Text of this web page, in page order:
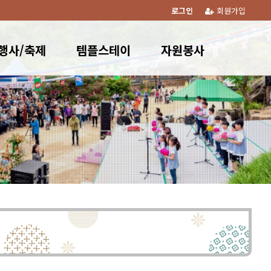
회원가입
로그인
사/축제 템플스테이 자원봉사